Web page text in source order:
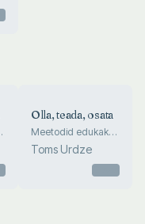
Olla, teada, osata
Meetodid edukaks
tööks
auditooriumiga
Toms Urdze